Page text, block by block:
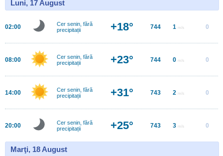
Luni, 17 August
02:00
Cer senin, fără
precipitații
+18° 744 1 m/s 0
08:00
Cer senin, fără
precipitații
+23° 744 0 m/s 0
14:00
Cer senin, fără
precipitații
+31° 743 2 m/s 0
20:00
Cer senin, fără
precipitații
+25° 743 3 m/s 0
Marţi, 18 August